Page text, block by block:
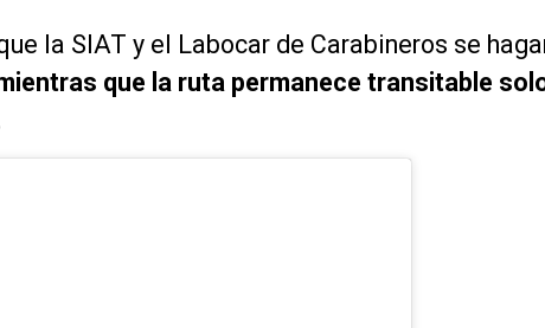
la SIAT y el Labocar de Carabineros se
que la ruta permanece transitable